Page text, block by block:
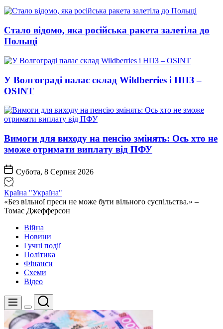
Стало відомо, яка російська ракета залетіла до
Польщі
У Волгограді палає склад Wildberries і НПЗ –
OSINT
Вимоги для виходу на пенсію змінять: Ось хто не
зможе отримати виплату від ПФУ
Субота, 8 Серпня 2026
Країна "Україна"
«Без вільної преси не може бути вільного суспільства.» –
Томас Джефферсон
Війна
Новини
Гучні події
Політика
Фінанси
Схеми
Відео
Меню
Перемикач
кольорового
режиму
Пошук